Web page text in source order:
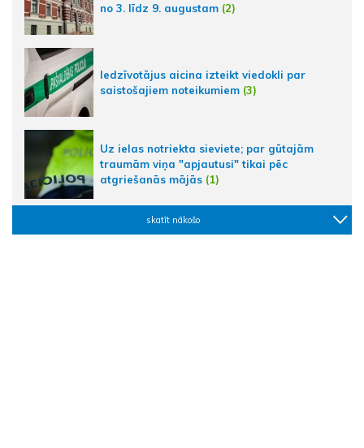
no 3. līdz 9. augustam (2)
Iedzīvotājus aicina izteikt viedokli par
saistošajiem noteikumiem (3)
Uz ielas notriekta sieviete; par gūtajām
traumām viņa "apjautusi" tikai pēc
atgriešanās mājās (1)
skatīt nākošo